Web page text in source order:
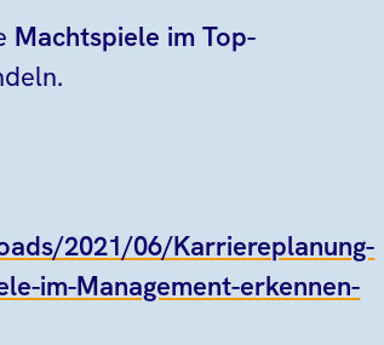
Machtspiele im Top-
2021/06/Karriereplanung-
im-Management-erkennen-